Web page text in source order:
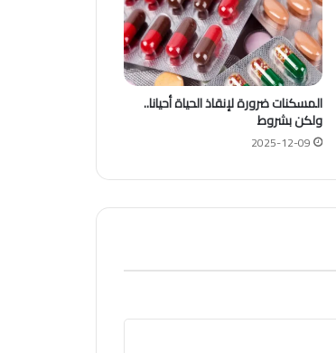
المسكنات ضرورة لإنقاذ الحياة أحيانا..
ولكن بشروط
2025-12-09